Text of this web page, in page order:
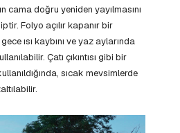
cama doğru yeniden yayılmasını
Folyo açılır kapanır bir
ısı kaybını ve yaz aylarında
Çatı çıkıntısı gibi bir
sıcak mevsimlerde